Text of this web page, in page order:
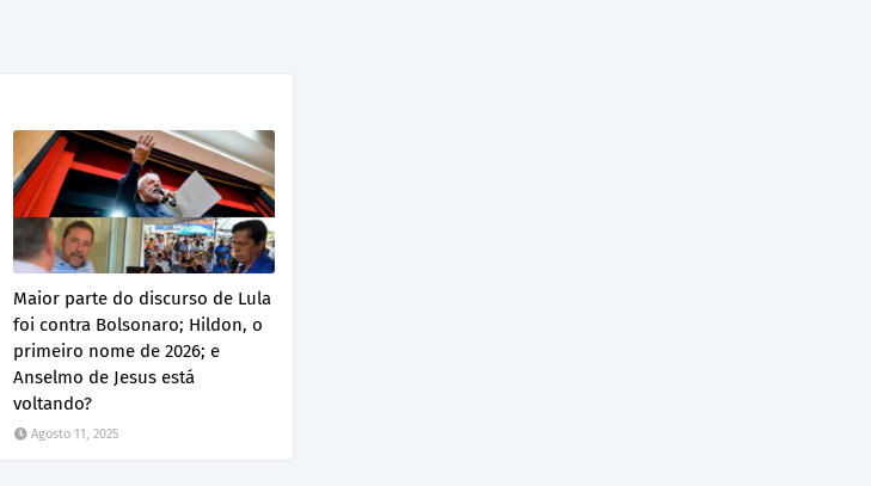
Maior parte do discurso de Lula
foi contra Bolsonaro; Hildon, o
primeiro nome de 2026; e
Anselmo de Jesus está
voltando?
Agosto 11, 2025